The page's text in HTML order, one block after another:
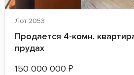
Лот 2053
Продается 4-комн.
прудах
150 000 000 ₽